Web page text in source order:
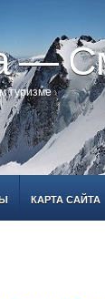
—
туризме
КАРТА САЙТА